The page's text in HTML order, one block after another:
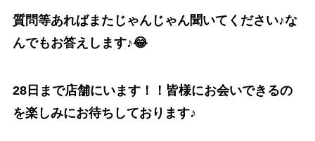
質問等あればまたじゃんじゃん聞いてください♪な
んでもお答えします♪😂
28日まで店舗にいます！！皆様にお会いできるの
を楽しみにお待ちしております♪